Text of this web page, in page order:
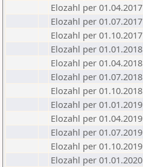
Elozahl per 01.04.2017
Elozahl per 01.07.2017
Elozahl per 01.10.2017
Elozahl per 01.01.2018
Elozahl per 01.04.2018
Elozahl per 01.07.2018
Elozahl per 01.10.2018
Elozahl per 01.01.2019
Elozahl per 01.04.2019
Elozahl per 01.07.2019
Elozahl per 01.10.2019
Elozahl per 01.01.2020